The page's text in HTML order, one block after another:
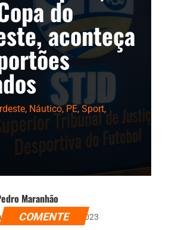
do
aconteça
, Náutico,PE, Sport,
Maranhão
dia 4 de março de 2023
COMENTE